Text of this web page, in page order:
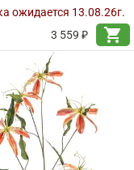
ожидается 13.08.26г.
3 559 ₽
shopping_cart